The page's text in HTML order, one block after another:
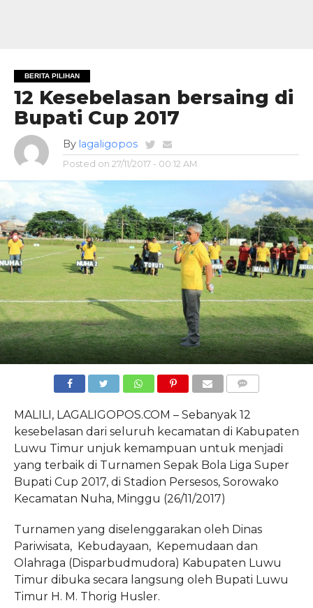
BERITA PILIHAN
12 Kesebelasan bersaing di
Bupati Cup 2017
By lagaligopos
Posted on 27/11/2017 - 00:12 AM
MALILI, LAGALIGOPOS.COM – Sebanyak 12
kesebelasan dari seluruh kecamatan di Kabupaten
Luwu Timur unjuk kemampuan untuk menjadi
yang terbaik di Turnamen Sepak Bola Liga Super
Bupati Cup 2017, di Stadion Persesos, Sorowako
Kecamatan Nuha, Minggu (26/11/2017)
Turnamen yang diselenggarakan oleh Dinas
Pariwisata, Kebudayaan, Kepemudaan dan
Olahraga (Disparbudmudora) Kabupaten Luwu
Timur dibuka secara langsung oleh Bupati Luwu
Timur H. M. Thorig Husler.